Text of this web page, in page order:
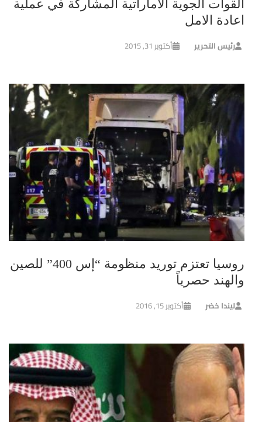
القوات الجوية الاماراتية المشاركة في عملية
اعادة الامل
رئيس التحرير أكتوبر 31, 2015
روسيا تعتزم توريد منظومة “إس 400” للصين
والهند حصرياً
ليندا خضر أكتوبر 15, 2016